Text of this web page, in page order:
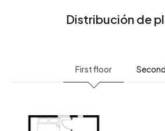
Distribución de
First floor